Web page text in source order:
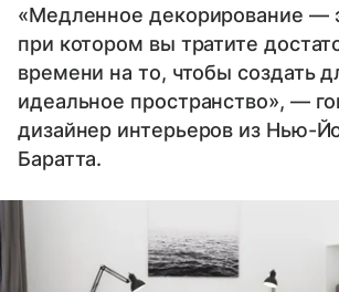
«Медленное декорирование —
при котором вы тратите
времени на то, чтобы создать
идеальное пространство», —
дизайнер интерьеров из Нью-
Баратта.